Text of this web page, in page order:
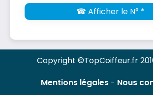
☎ Afficher le N° *
Copyright ©TopCoiffeur.fr
Mentions légales- Nous